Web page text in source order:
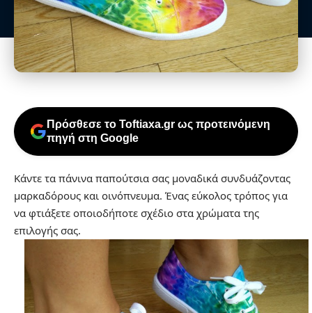
Πρόσθεσε το Toftiaxa.gr ως προτεινόμενη
πηγή στη Google
Κάντε τα πάνινα παπούτσια σας μοναδικά συνδυάζοντας
μαρκαδόρους και οινόπνευμα. Ένας εύκολος τρόπος για
να φτιάξετε οποιοδήποτε σχέδιο στα χρώματα της
επιλογής σας.